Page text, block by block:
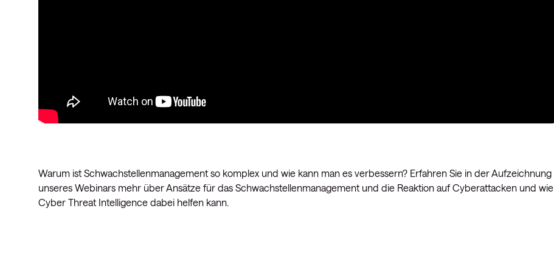
Warum ist Schwachstellenmanagement so komplex und wie kann man es verbessern? Erfahren Sie in der Aufzeichnung
unseres Webinars mehr über Ansätze für das Schwachstellenmanagement und die Reaktion auf Cyberattacken und wie
Cyber Threat Intelligence dabei helfen kann.